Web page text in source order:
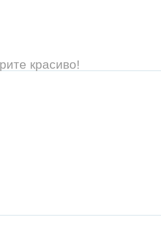
красиво!